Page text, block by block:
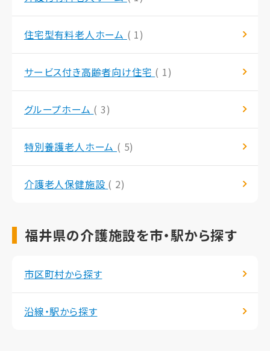
住宅型有料老人ホーム ( 1)
サービス付き高齢者向け住宅 ( 1)
グループホーム ( 3)
特別養護老人ホーム ( 5)
介護老人保健施設 ( 2)
福井県の介護施設を市・駅から探す
市区町村から探す
沿線・駅から探す